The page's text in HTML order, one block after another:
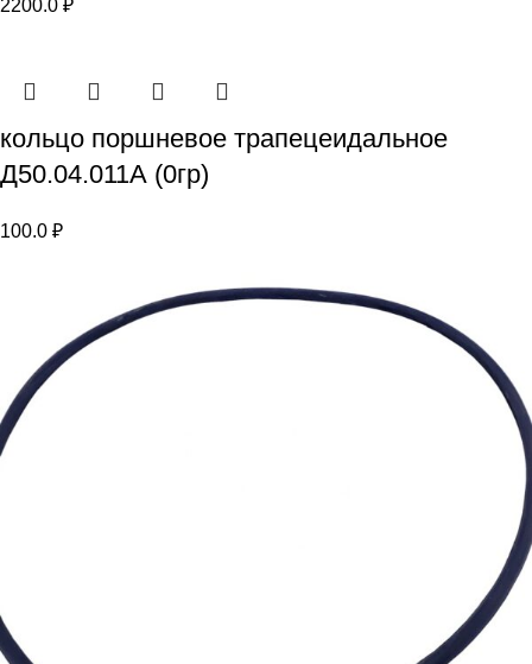
2200.0 ₽
кольцо поршневое трапецеидальное
Д50.04.011А (0гр)
100.0 ₽